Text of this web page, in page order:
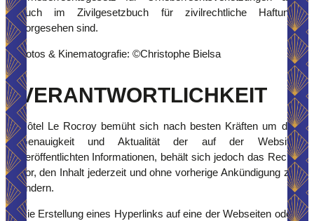
auch im Zivilgesetzbuch für zivilrechtliche Haftung
vorgesehen sind.
Fotos & Kinematografie: ©Christophe Bielsa
VERANTWORTLICHKEIT
Hôtel Le Rocroy bemüht sich nach besten Kräften um die
Genauigkeit und Aktualität der auf der Website
veröffentlichten Informationen, behält sich jedoch das Recht
vor, den Inhalt jederzeit und ohne vorherige Ankündigung zu
ändern.
Die Erstellung eines Hyperlinks auf eine der Webseiten oder
KONTAKTIEREN SIE UNS
Name
Vorname